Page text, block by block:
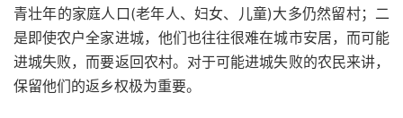
青壮年的家庭人口(老年人、妇女、儿童)大多仍然留村；二
是即使农户全家进城，他们也往往很难在城市安居，而可能
进城失败，而要返回农村。对于可能进城失败的农民来讲，
保留他们的返乡权极为重要。